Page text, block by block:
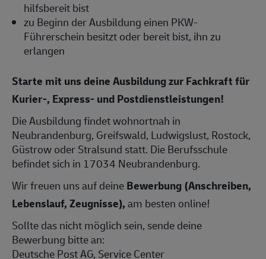
hilfsbereit bist
zu Beginn der Ausbildung einen PKW-
Führerschein besitzt oder bereit bist, ihn zu
erlangen
Starte mit uns deine Ausbildung zur Fachkraft für
Kurier-, Express- und Postdienstleistungen!
Die Ausbildung findet wohnortnah in
Neubrandenburg, Greifswald, Ludwigslust, Rostock,
Güstrow oder Stralsund statt. Die Berufsschule
befindet sich in 17034 Neubrandenburg.
Wir freuen uns auf deineBewerbung (Anschreiben,
Lebenslauf, Zeugnisse),am besten online!
Sollte das nicht möglich sein, sende deine
Bewerbung bitte an:
Deutsche Post AG, Service Center